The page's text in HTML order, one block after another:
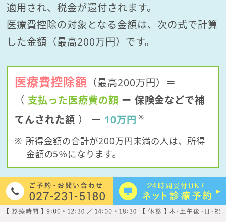
適用され、税金が還付されます。
医療費控除の対象となる金額は、次の式で計算
した金額（最高200万円）です。
医療費控除額 （最高200万円）＝
（ 支払った医療費の額 ー 保険金などで補
てんされた額 ） ー 10万円 ※
※ 所得金額の合計が200万円未満の人は、所得
金額の5％になります。
例） 課税所得金額が500万円の人の場合、扶
養家族である子供の矯正治療費に年間90万円